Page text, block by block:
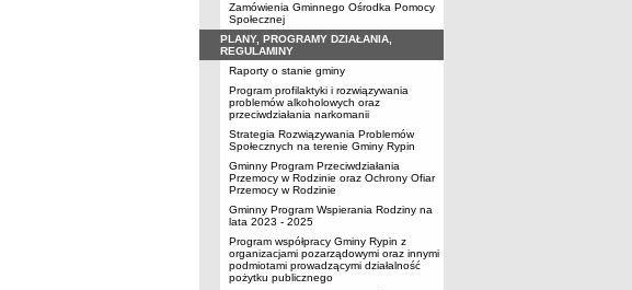
Zamówienia Gminnego Ośrodka Pomocy
Społecznej
PLANY, PROGRAMY DZIAŁANIA,
REGULAMINY
Raporty o stanie gminy
Program profilaktyki i rozwiązywania
problemów alkoholowych oraz
przeciwdziałania narkomanii
Strategia Rozwiązywania Problemów
Społecznych na terenie Gminy Rypin
Gminny Program Przeciwdziałania
Przemocy w Rodzinie oraz Ochrony Ofiar
Przemocy w Rodzinie
Gminny Program Wspierania Rodziny na
lata 2023 - 2025
Program współpracy Gminy Rypin z
organizacjami pozarządowymi oraz innymi
podmiotami prowadzącymi działalność
pożytku publicznego